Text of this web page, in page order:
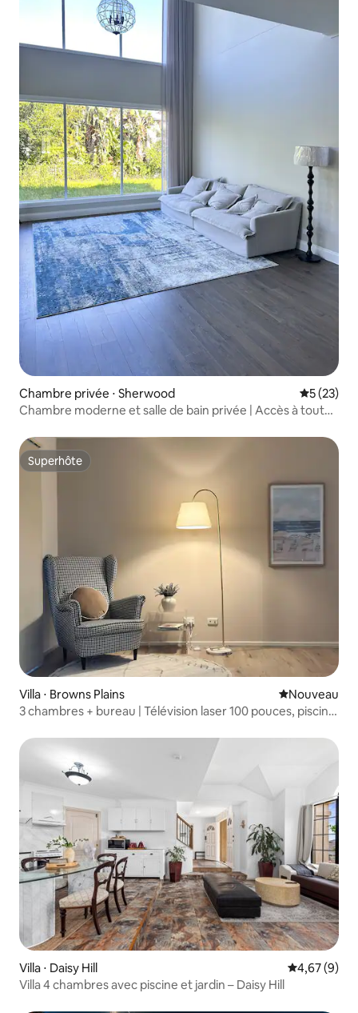
Chambre privée ⋅ Sherwood
5 (23)
Chambre moderne et salle de bain privée | Accès à toutes
Superhôte
Superhôte
Villa ⋅ Browns Plains Nouvel
Nouveau
3 chambres + bureau | Télévision laser 100 pouces, piscine
Villa ⋅ Daisy Hill Évaluation
4,67 (9)
Villa 4 chambres avec piscine et jardin – Daisy Hill